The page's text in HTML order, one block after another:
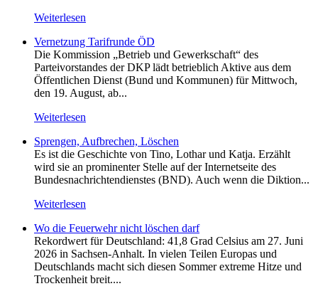
Weiterlesen
Vernetzung Tarifrunde ÖD
Die Kommission „Betrieb und Gewerkschaft“ des
Parteivorstandes der DKP lädt betrieblich Aktive aus dem
Öffentlichen Dienst (Bund und Kommunen) für Mittwoch,
den 19. August, ab...
Weiterlesen
Sprengen, Aufbrechen, Löschen
Es ist die Geschichte von Tino, Lothar und Katja. Erzählt
wird sie an prominenter Stelle auf der Internetseite des
Bundesnachrichtendienstes (BND). Auch wenn die Diktion...
Weiterlesen
Wo die Feuerwehr nicht löschen darf
Rekordwert für Deutschland: 41,8 Grad Celsius am 27. Juni
2026 in Sachsen-Anhalt. In vielen Teilen Europas und
Deutschlands macht sich diesen Sommer extreme Hitze und
Trockenheit breit....